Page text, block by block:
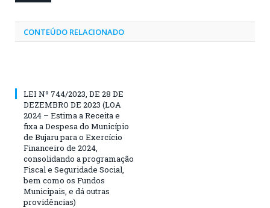
CONTEÚDO RELACIONADO
LEI Nº 744/2023, DE 28 DE
DEZEMBRO DE 2023 (LOA
2024 – Estima a Receita e
fixa a Despesa do Município
de Bujaru para o Exercício
Financeiro de 2024,
consolidando a programação
Fiscal e Seguridade Social,
bem como os Fundos
Municipais, e dá outras
providências)